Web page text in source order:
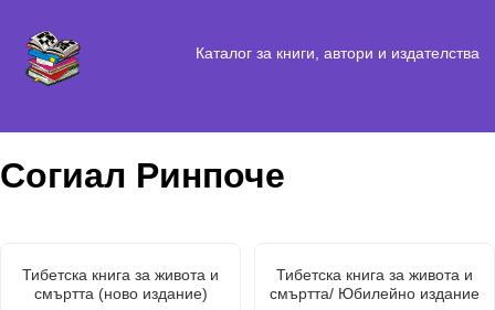
Каталог за книги, автори и издателства
Согиал Ринпоче
Тибетска книга за живота и
смъртта (ново издание)
Тибетска книга за живота и
смъртта/ Юбилейно издание